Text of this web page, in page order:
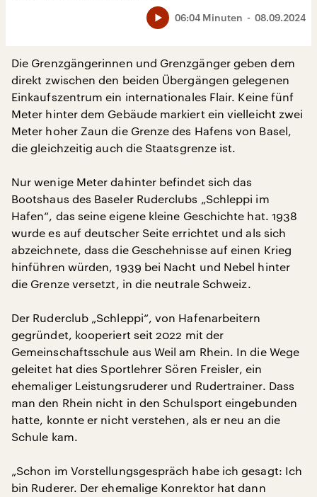
08.09.2024
06:04 Minuten
Die Grenzgängerinnen und Grenzgänger geben dem
direkt zwischen den beiden Übergängen gelegenen
Einkaufszentrum ein internationales Flair. Keine fünf
Meter hinter dem Gebäude markiert ein vielleicht zwei
Meter hoher Zaun die Grenze des Hafens von Basel,
die gleichzeitig auch die Staatsgrenze ist.
Nur wenige Meter dahinter befindet sich das
Bootshaus des Baseler Ruderclubs „Schleppi im
Hafen“, das seine eigene kleine Geschichte hat. 1938
wurde es auf deutscher Seite errichtet und als sich
abzeichnete, dass die Geschehnisse auf einen Krieg
hinführen würden, 1939 bei Nacht und Nebel hinter
die Grenze versetzt, in die neutrale Schweiz.
Der Ruderclub „Schleppi“, von Hafenarbeitern
gegründet, kooperiert seit 2022 mit der
Gemeinschaftsschule aus Weil am Rhein. In die Wege
geleitet hat dies Sportlehrer Sören Freisler, ein
ehemaliger Leistungsruderer und Rudertrainer. Dass
man den Rhein nicht in den Schulsport eingebunden
hatte, konnte er nicht verstehen, als er neu an die
Schule kam.
„Schon im Vorstellungsgespräch habe ich gesagt: Ich
bin Ruderer. Der ehemalige Konrektor hat dann